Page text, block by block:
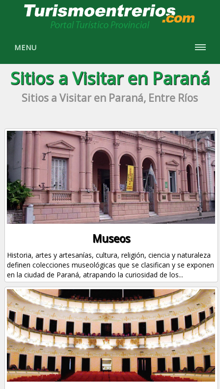
MENU
Sitios a Visitar en Paraná
Sitios a Visitar en Paraná, Entre Ríos
Museos
Historia, artes y artesanías, cultura, religión, ciencia y naturaleza
definen colecciones museológicas que se clasifican y se exponen
en la ciudad de Paraná, atrapando la curiosidad de los...